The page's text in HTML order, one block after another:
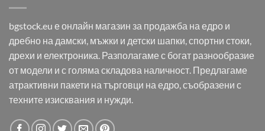
bgstock.eu е онлайн магазин за продажба на едро и
дребно на дамски, мъжки и детски шапки, спортни стоки,
дрехи и електроника. Разполагаме с богат разнообразие
от модели и с голяма складова наличност. Предлагаме
атрактивни пакети на търговци на едро, съобразени с
техните изисквания и нужди.